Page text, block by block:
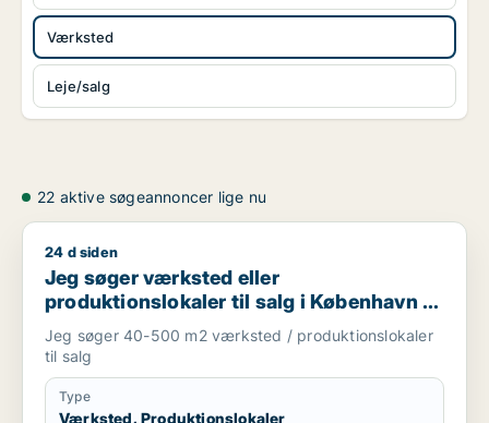
Værksted
Leje/salg
22 aktive søgeannoncer lige nu
Jeg søger værksted eller produktionslokaler til salg i
24 d siden
Jeg søger værksted eller
produktionslokaler til salg i København K,
Vesterbro eller Frederiksberg m.fl.
Jeg søger 40-500 m2 værksted / produktionslokaler
til salg
Type
Værksted, Produktionslokaler